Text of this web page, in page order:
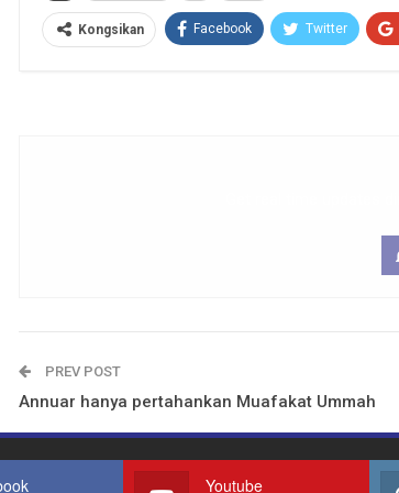
Kongsikan Facebook Twitter
PREV POST
Annuar hanya pertahankan Muafakat Ummah
Youtube